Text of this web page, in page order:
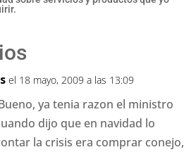
el 18 mayo, 2009 a las 13:09
ya tenia razon el ministro
dijo que en navidad lo
la crisis era comprar conejo,